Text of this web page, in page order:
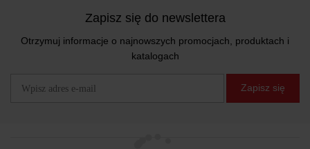
Zapisz się do newslettera
Otrzymuj informacje o najnowszych promocjach, produktach i
katalogach
Zapisz się